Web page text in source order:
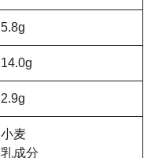
5.8g
14.0g
2.9g
小麦
乳成分